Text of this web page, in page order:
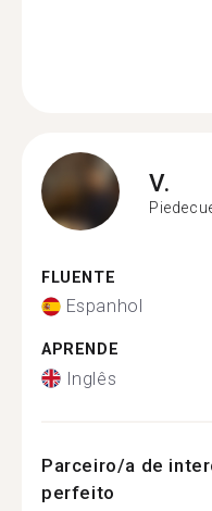
V.
FLUENTE
Espanhol
APRENDE
Inglês
Parceiro/a de
perfeito